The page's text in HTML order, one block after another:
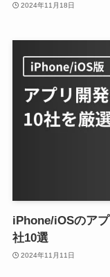
2024年11月18日
iPhone/iOSのア
社10選
2024年11月11日